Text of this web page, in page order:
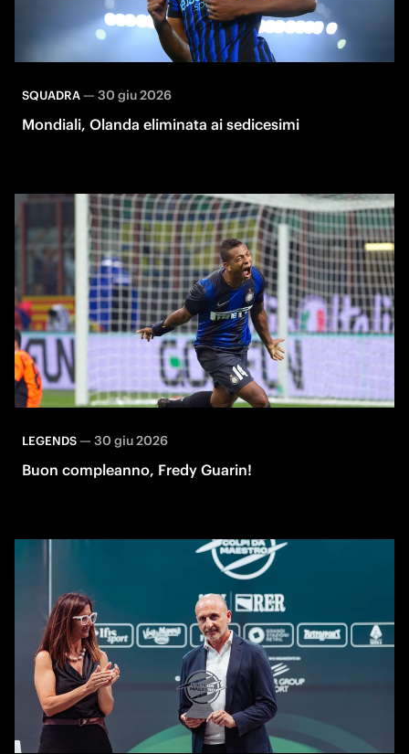
SQUADRA— 30 giu 2026
Mondiali, Olanda eliminata ai sedicesimi
LEGENDS— 30 giu 2026
Buon compleanno, Fredy Guarin!